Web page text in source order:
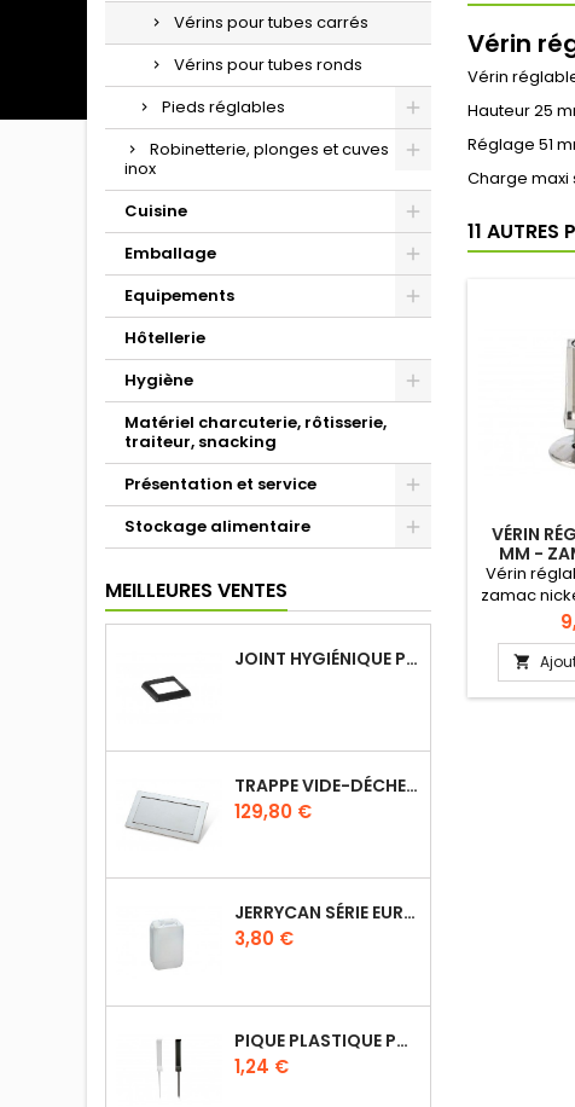
Vérins pour tubes carrés
Vérins pour tubes ronds
Pieds réglables
Robinetterie, plonges et cuves
inox
Cuisine
Emballage
Equipements
Hôtellerie
Hygiène
Matériel charcuterie, rôtisserie,
traiteur, snacking
Présentation et service
Stockage alimentaire
MEILLEURES VENTES
JOINT HYGIÉNIQUE POUR ANNEAU TUBE 40 X 40 MM NOIR
TRAPPE VIDE-DÉCHETS BASCULANT ENCASTRABLE EN INOX
Prix
129,80 €
JERRYCAN SÉRIE EURO UN DIN 61
Prix
3,80 €
PIQUE PLASTIQUE POUR ÉTIQUETTES SUR LES PLATS EN VITRINE
Prix
1,24 €
Vérin
Vérin
Hauteur 25
Réglage 51
Charge maxi
11 AUTRES
VÉRIN
MM -
Vérin
zamac
pour tube
Matière:
Flange
50 mm.
Réglage:
